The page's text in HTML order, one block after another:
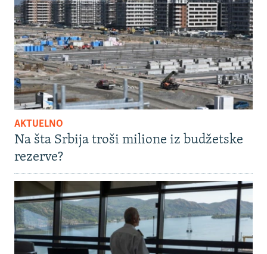
AKTUELNO
Na šta Srbija troši milione iz budžetske
rezerve?